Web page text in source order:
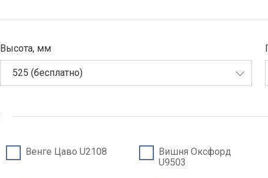
Высота, мм
525 (бесплатно)
Венге Цаво U2108
Вишня Оксфорд
U9503